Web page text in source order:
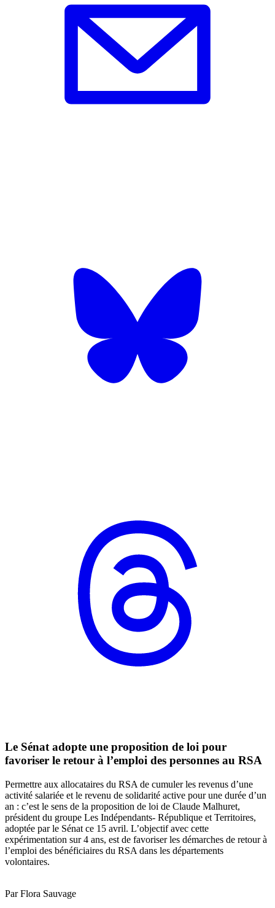
Le Sénat adopte une proposition de loi pour
favoriser le retour à l’emploi des personnes au RSA
Permettre aux allocataires du RSA de cumuler les revenus d’une
activité salariée et le revenu de solidarité active pour une durée d’un
an : c’est le sens de la proposition de loi de Claude Malhuret,
président du groupe Les Indépendants- République et Territoires,
adoptée par le Sénat ce 15 avril. L’objectif avec cette
expérimentation sur 4 ans, est de favoriser les démarches de retour à
l’emploi des bénéficiaires du RSA dans les départements
volontaires.
Par Flora Sauvage